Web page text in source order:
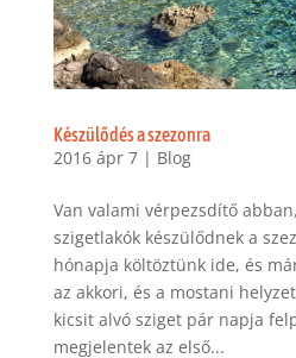
Készülődés a szezonra
2016 ápr 7| Blog
Van valami vérpezsdítő
szigetlakók készülődnek a
hónapja költöztünk ide, és
az akkori, és a mostani
kicsit alvó sziget pár napja
megjelentek az első...